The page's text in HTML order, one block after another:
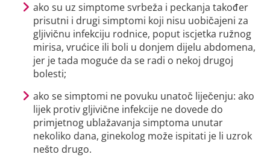
ako su uz simptome svrbeža i peckanja također
prisutni i drugi simptomi koji nisu uobičajeni za
gljivičnu infekciju rodnice, poput iscjetka ružnog
mirisa, vrućice ili boli u donjem dijelu abdomena,
jer je tada moguće da se radi o nekoj drugoj
bolesti;
ako se simptomi ne povuku unatoč liječenju: ako
lijek protiv gljivične infekcije ne dovede do
primjetnog ublažavanja simptoma unutar
nekoliko dana, ginekolog može ispitati je li uzrok
nešto drugo.